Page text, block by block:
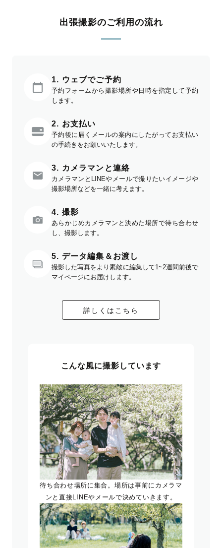
出張撮影のご利用の流れ
1. ウェブでご予約
予約フォームから撮影場所や日時を指定して予約
します。
2. お支払い
予約後に届くメールの案内にしたがってお支払い
の手続きをお願いいたします。
3. カメラマンと連絡
カメラマンとLINEやメールで撮りたいイメージや
撮影場所などを一緒に考えます。
4. 撮影
あらかじめカメラマンと決めた場所で待ち合わせ
し、撮影します。
5. データ編集＆お渡し
撮影した写真をより素敵に編集して1~2週間前後で
マイページにお届けします。
詳しくはこちら
こんな風に撮影しています
待ち合わせ場所に集合。場所は事前にカメラマ
ンと直接LINEやメールで決めていきます。